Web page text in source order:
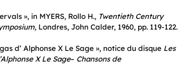
», in MYERS, Rollo H., Twentieth Century
Londres, John Calder, 1960, pp. 119-122.
d’ Alphonse X Le Sage », notice du disque Les
X Le Sage– Chansons de